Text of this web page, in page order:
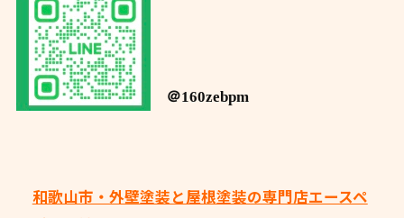
＠160zebpm
和歌山市・外壁塗装と屋根塗装の専門店エースペ